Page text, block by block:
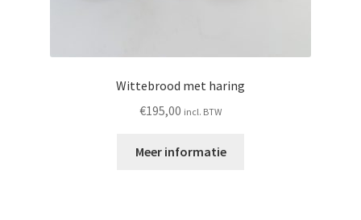
Wittebrood met haring
€195,00 incl. BTW
Meer informatie